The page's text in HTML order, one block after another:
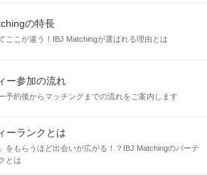
げない気遣いができる
トナーを大切にする
、日頃から感謝の気持ちを伝え合う
の特長
ここが違う！IBJ Matchingが選ばれる理由とは
ー参加の流れ
予約後からマッチングまでの流れをご案内します
ーランクとは
をもらうほど出会いが広がる！？IBJ Matchingのパーテ
とは